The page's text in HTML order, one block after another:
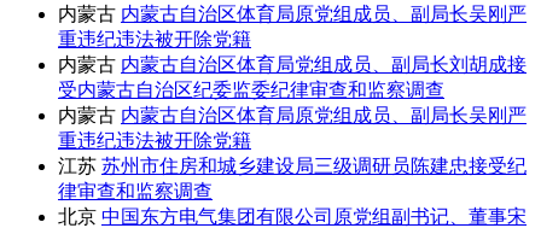
内蒙古 内蒙古自治区体育局原党组成员、副局长吴刚严
重违纪违法被开除党籍
内蒙古 内蒙古自治区体育局党组成员、副局长刘胡成接
受内蒙古自治区纪委监委纪律审查和监察调查
内蒙古 内蒙古自治区体育局原党组成员、副局长吴刚严
重违纪违法被开除党籍
江苏 苏州市住房和城乡建设局三级调研员陈建忠接受纪
律审查和监察调查
北京 中国东方电气集团有限公司原党组副书记、董事宋